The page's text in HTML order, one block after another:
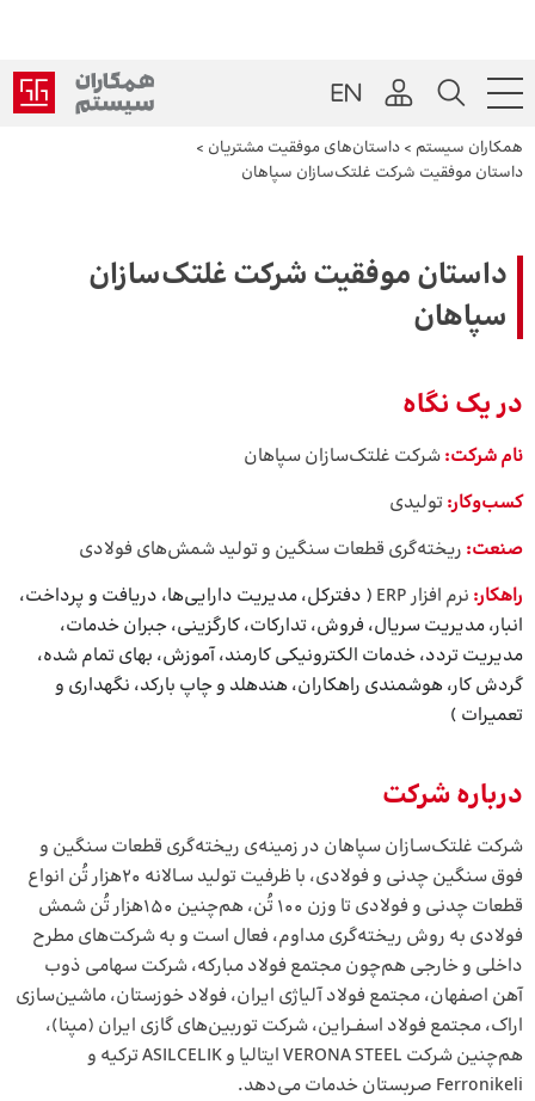
همکاران سیستم > داستان‌های موفقیت مشتریان >
داستان موفقیت شرکت غلتک‌سازان سپاهان
داستان موفقیت شرکت غلتک‌سازان
سپاهان
در یک نگاه
نام شرکت:شرکت غلتک‌سازان سپاهان
کسب‌وکار: تولیدی
صنعت: ریخته‌گری قطعات سنگین و تولید شمش‌های فولادی
راهکار: نرم افزار ERP
( دفترکل، مدیریت دارایی‌ها، دریافت و پرداخت،
انبار، مدیریت سریال، فروش، تدارکات، کارگزینی، جبران خدمات،
مدیریت تردد، خدمات الکترونیکی کارمند، آموزش، بهای تمام شده،
گردش کار، هوشمندی راهکاران، هندهلد و چاپ بارکد، نگهداری و
تعمیرات )
درباره شرکت
شرکت غلتک‌سـازان سپاهان در زمینه‌ی ریخته‌گری قطعات سنگین و
فوق سنگین چدنی و فولادی، با ظرفیت تولید سـالانه ۲۰هزار تُن انواع
قطعات چدنی و فولادی تا وزن ۱۰۰ تُن، هم‌چنین ۱۵۰هزار تُن شمش
فولادی به روش ریخته‌گری مداوم، فعال است و به شرکت‌های مطرح
داخلی و خارجی هم‌چون مجتمع فولاد مبارکه،‌ شرکت سهامی ذوب
آهن اصفهان،‌ مجتمع فولاد آلیاژی ایران، فولاد خوزستان، ماشین‌سازی
اراک، مجتمع فولاد اسفــراین، شرکت توربین‌های گازی ایران (مپنا)،
هم‌چنین شرکت VERONA STEEL ایتالیا و ASILCELIK ترکیه و
Ferronikeli صربستان خدمات می‌دهد.